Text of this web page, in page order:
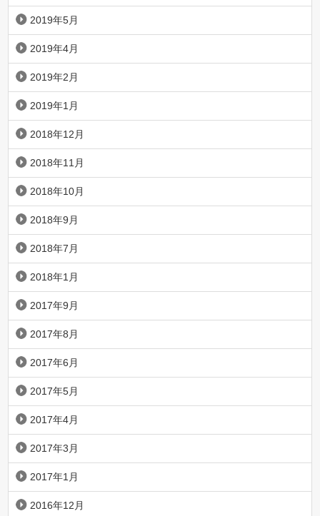
2019年5月
2019年4月
2019年2月
2019年1月
2018年12月
2018年11月
2018年10月
2018年9月
2018年7月
2018年1月
2017年9月
2017年8月
2017年6月
2017年5月
2017年4月
2017年3月
2017年1月
2016年12月